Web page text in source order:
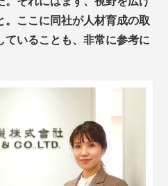
。ここに同社が人材育成の取
ていることも、非常に参考に